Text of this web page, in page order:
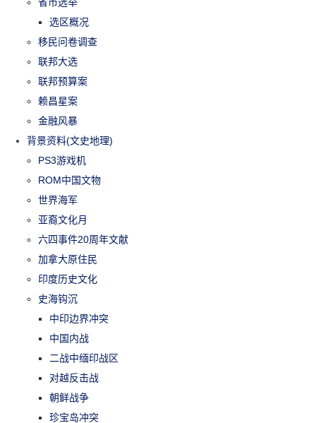
选区概况
移民问卷调查
联邦大选
联邦预算案
赖昌星案
金融风暴
背景资料(文史地理)
PS3游戏机
ROM中国文物
世界海军
亚裔文化月
六四事件20周年文献
加拿大原住民
印度历史文化
史海钩沉
中印边界冲突
中国内战
二战中缅印战区
对越反击战
朝鲜战争
珍宝岛冲突